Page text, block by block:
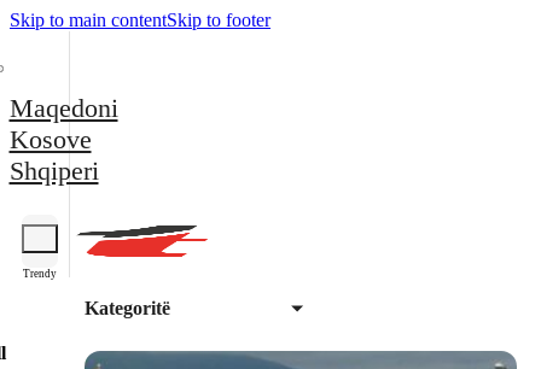
Skip to main contentSkip to footer
Maqedoni
Kosove
Shqiperi
Trendy
Kategoritë